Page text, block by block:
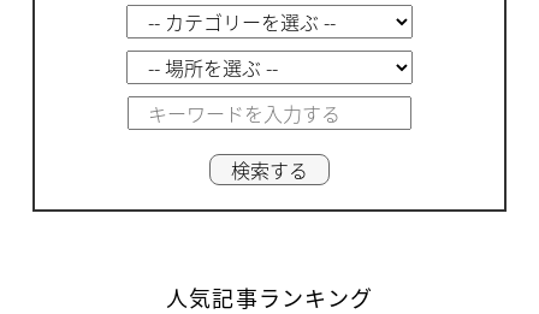
人気記事ランキング